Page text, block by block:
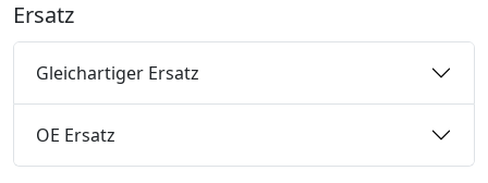
Ersatz
Gleichartiger Ersatz
OE Ersatz